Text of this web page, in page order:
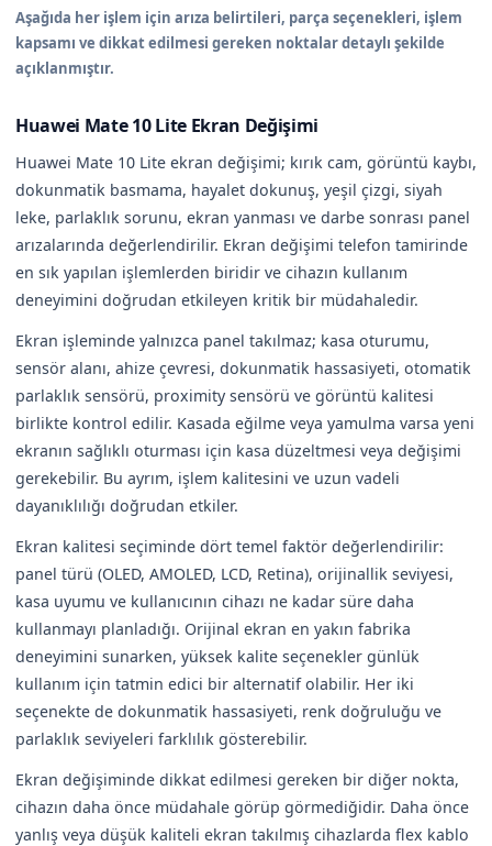
Aşağıda her işlem için arıza belirtileri, parça seçenekleri, işlem
kapsamı ve dikkat edilmesi gereken noktalar detaylı şekilde
açıklanmıştır.
Huawei Mate 10 Lite Ekran Değişimi
Huawei Mate 10 Lite ekran değişimi; kırık cam, görüntü kaybı,
dokunmatik basmama, hayalet dokunuş, yeşil çizgi, siyah
leke, parlaklık sorunu, ekran yanması ve darbe sonrası panel
arızalarında değerlendirilir. Ekran değişimi telefon tamirinde
en sık yapılan işlemlerden biridir ve cihazın kullanım
deneyimini doğrudan etkileyen kritik bir müdahaledir.
Ekran işleminde yalnızca panel takılmaz; kasa oturumu,
sensör alanı, ahize çevresi, dokunmatik hassasiyeti, otomatik
parlaklık sensörü, proximity sensörü ve görüntü kalitesi
birlikte kontrol edilir. Kasada eğilme veya yamulma varsa yeni
ekranın sağlıklı oturması için kasa düzeltmesi veya değişimi
gerekebilir. Bu ayrım, işlem kalitesini ve uzun vadeli
dayanıklılığı doğrudan etkiler.
Ekran kalitesi seçiminde dört temel faktör değerlendirilir:
panel türü (OLED, AMOLED, LCD, Retina), orijinallik seviyesi,
kasa uyumu ve kullanıcının cihazı ne kadar süre daha
kullanmayı planladığı. Orijinal ekran en yakın fabrika
deneyimini sunarken, yüksek kalite seçenekler günlük
kullanım için tatmin edici bir alternatif olabilir. Her iki
seçenekte de dokunmatik hassasiyeti, renk doğruluğu ve
parlaklık seviyeleri farklılık gösterebilir.
Ekran değişiminde dikkat edilmesi gereken bir diğer nokta,
cihazın daha önce müdahale görüp görmediğidir. Daha önce
yanlış veya düşük kaliteli ekran takılmış cihazlarda flex kablo